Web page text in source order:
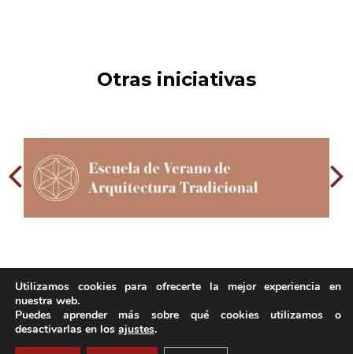
Otras iniciativas
Copyright 2023
Utilizamos cookies para ofrecerte la mejor experiencia en
nuestra web.
Puedes aprender más sobre qué cookies utilizamos o
desactivarlas en los ajustes.